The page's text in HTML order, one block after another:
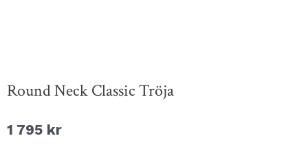
Round Neck Classic Tröja
1 795 kr